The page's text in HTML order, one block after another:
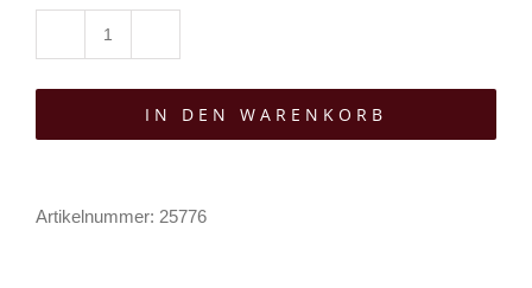
Jäckchen
MarthaIN DEN WARENKORB
Artikelnummer: 25776